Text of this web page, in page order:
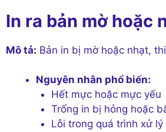
In ra bản mờ hoặc
Mô tả: Bản in bị mờ hoặc nhạt,
Nguyên nhân phổ biến:
Hết mực hoặc mực yếu
Trống in bị hỏng hoặc
Lỗi trong quá trình xử lý